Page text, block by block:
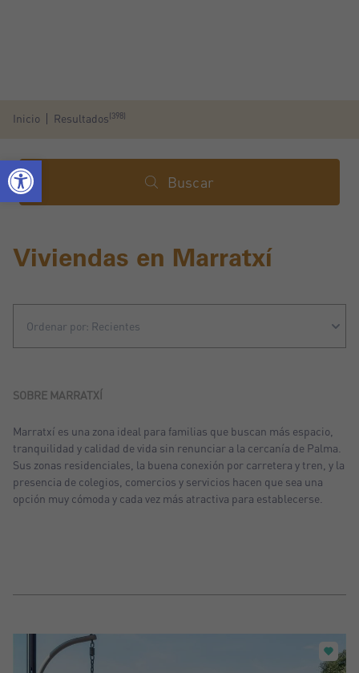
Inicio Resultados(398)
Buscar
Viviendas en Marratxí
Ordenar por: Recientes
Ordenar por: Precio desc.
Ordenar por: Más visitados
SOBRE MARRATXÍ
Marratxí es una zona ideal para familias que buscan más espacio,
tranquilidad y calidad de vida sin renunciar a la cercanía de Palma.
Sus zonas residenciales, la buena conexión por carretera y tren, y la
presencia de colegios, comercios y servicios hacen que sea una
opción muy cómoda y cada vez más atractiva para establecerse.